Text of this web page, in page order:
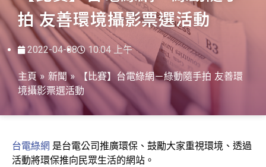
拍 友善環境攝影票選活動
2022-04-08 10:04 上午
主頁 » 新聞 » 【比賽】台電綠網－綠動隨手拍 友善環
境攝影票選活動
台電綠網 是台電公司推廣環保、鼓勵大家重視環境、透過
活動將環保推向民眾生活的網站。